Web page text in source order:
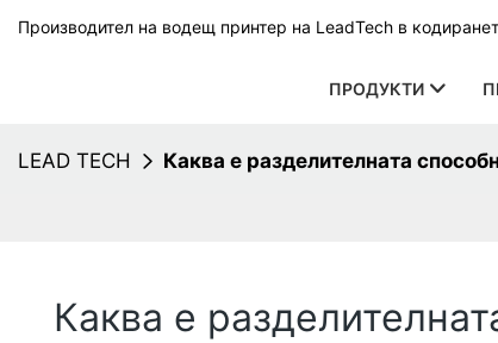
Производител на водещ принтер на LeadTech в
ПРОДУКТИ
LEAD TECH Каква е разделителната
Каква е